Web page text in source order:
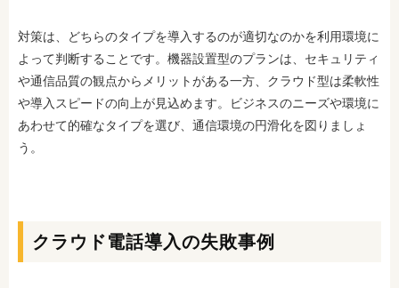
対策は、どちらのタイプを導入するのが適切なのかを利用環境に
よって判断することです。機器設置型のプランは、セキュリティ
や通信品質の観点からメリットがある一方、クラウド型は柔軟性
や導入スピードの向上が見込めます。ビジネスのニーズや環境に
あわせて的確なタイプを選び、通信環境の円滑化を図りましょ
う。
クラウド電話導入の失敗事例